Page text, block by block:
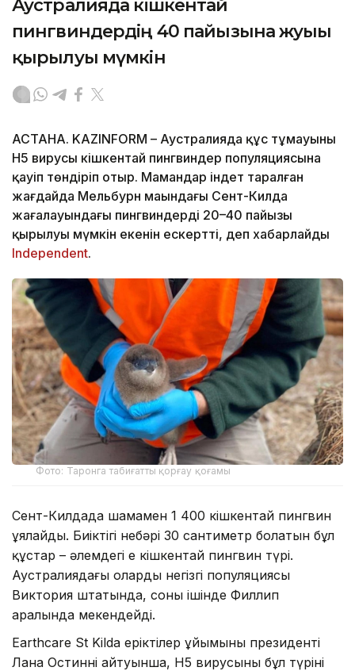
Аустралияда кішкентай
пингвиндердің 40 пайызына жуығы
қырылуы мүмкін
АСТАНА. KAZINFORM – Аустралияда құс тұмауының
H5 вирусы кішкентай пингвиндер популяциясына
қауіп төндіріп отыр. Мамандар індет таралған
жағдайда Мельбурн маңындағы Сент-Килда
жағалауындағы пингвиндердің 20–40 пайызы
қырылуы мүмкін екенін ескертті, деп хабарлайды
Іndependent.
Фото: Таронга табиғатты қорғау қоғамы
Сент-Килдада шамамен 1 400 кішкентай пингвин
ұялайды. Биіктігі небәрі 30 сантиметр болатын бұл
құстар – әлемдегі ең кішкентай пингвин түрі.
Аустралиядағы олардың негізгі популяциясы
Виктория штатында, соның ішінде Филлип
аралында мекендейді.
Earthcare St Kilda еріктілер ұйымының президенті
Лана Остиннің айтуынша, H5 вирусының бұл түрінің